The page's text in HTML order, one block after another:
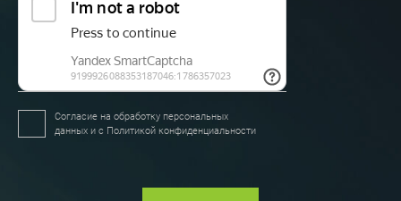
Согласие на обработку персональных
данных и с Политикой конфиденциальности